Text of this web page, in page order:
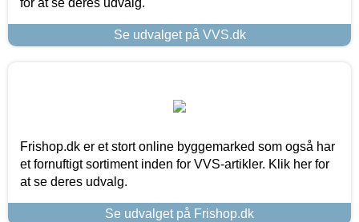
Se udvalget på VVS.dk
Frishop.dk er et stort online byggemarked som også har
et fornuftigt sortiment inden for VVS-artikler. Klik her for
at se deres udvalg.
Se udvalget på Frishop.dk